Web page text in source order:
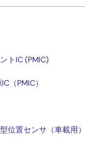
トIC (PMIC)
（PMIC）
位置センサ（車載用）